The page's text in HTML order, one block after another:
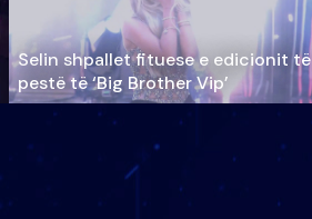
Selin shpallet fituese e edicionit të
pestë të ‘Big Brother Vip’